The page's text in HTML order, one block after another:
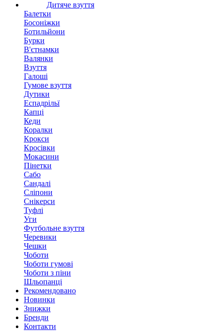
Дитяче взуття
Балетки
Босоніжки
Ботильйони
Бурки
В'єтнамки
Валянки
Взуття
Галоші
Гумове взуття
Дутики
Еспадрільї
Капці
Кеди
Коралки
Крокси
Кросівки
Мокасини
Пінетки
Сабо
Сандалі
Сліпони
Снікерси
Туфлі
Уги
Футбольне взуття
Черевики
Чешки
Чоботи
Чоботи гумові
Чоботи з піни
Шльопанці
Рекомендовано
Новинки
Знижки
Бренди
Контакти